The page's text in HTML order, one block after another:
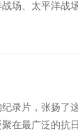
场、太平洋战
片，张扬了
在最广泛的抗